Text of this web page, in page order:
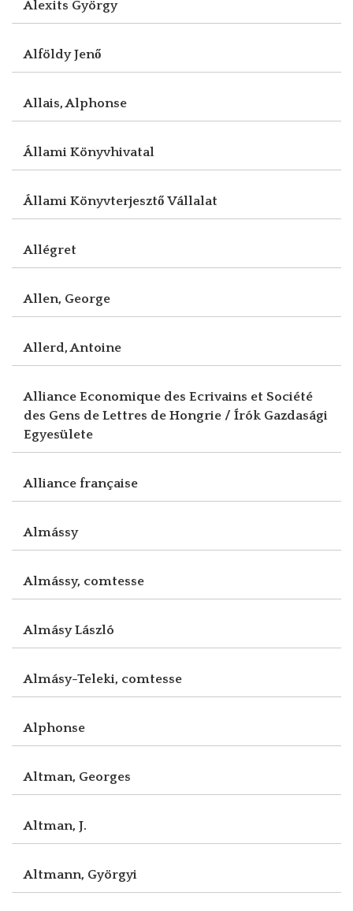
Alexits György
Alföldy Jenő
Allais, Alphonse
Állami Könyvhivatal
Állami Könyvterjesztő Vállalat
Allégret
Allen, George
Allerd, Antoine
Alliance Economique des Ecrivains et Société
des Gens de Lettres de Hongrie / Írók Gazdasági
Egyesülete
Alliance française
Almássy
Almássy, comtesse
Almásy László
Almásy-Teleki, comtesse
Alphonse
Altman, Georges
Altman, J.
Altmann, Györgyi